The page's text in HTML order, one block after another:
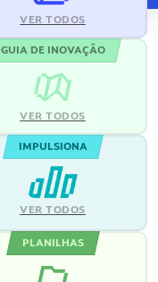
VER TODOS
GUIA DE INOVAÇÃO
VER TODOS
IMPULSIONA
VER TODOS
PLANILHAS